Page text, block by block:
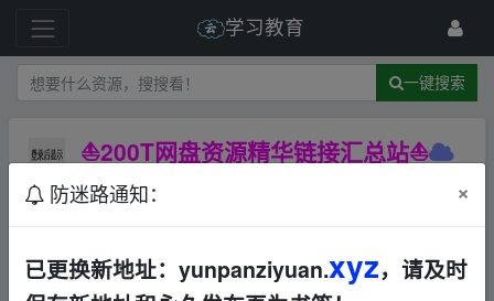
学习教育
一键搜索
⛵200T网盘资源精华链接汇总站⛵
AL 百度网盘
防迷路通知： ×
已更换新地址：yunpanziyuan.xyz，请及时